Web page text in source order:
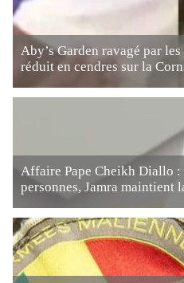
Aby’s Garden ravagé par
réduit en cendres sur la
Affaire Pape Cheikh Diallo
personnes, Jamra maintient